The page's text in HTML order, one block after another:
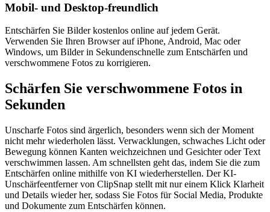
Mobil- und Desktop-freundlich
Entschärfen Sie Bilder kostenlos online auf jedem Gerät.
Verwenden Sie Ihren Browser auf iPhone, Android, Mac oder
Windows, um Bilder in Sekundenschnelle zum Entschärfen und
verschwommene Fotos zu korrigieren.
Schärfen Sie verschwommene Fotos in
Sekunden
Unscharfe Fotos sind ärgerlich, besonders wenn sich der Moment
nicht mehr wiederholen lässt. Verwacklungen, schwaches Licht oder
Bewegung können Kanten weichzeichnen und Gesichter oder Text
verschwimmen lassen. Am schnellsten geht das, indem Sie die zum
Entschärfen online mithilfe von KI wiederherstellen. Der KI-
Unschärfeentferner von ClipSnap stellt mit nur einem Klick Klarheit
und Details wieder her, sodass Sie Fotos für Social Media, Produkte
und Dokumente zum Entschärfen können.